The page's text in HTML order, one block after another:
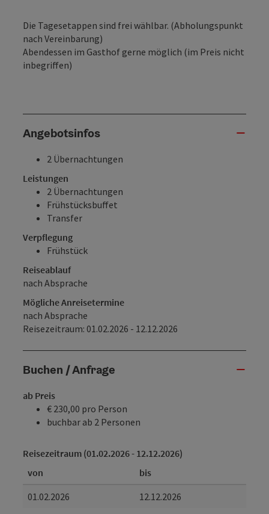
Die Tagesetappen sind frei wählbar. (Abholungspunkt
nach Vereinbarung)
Abendessen im Gasthof gerne möglich (im Preis nicht
inbegriffen)
Angebotsinfos
2 Übernachtungen
Leistungen
2 Übernachtungen
Frühstücksbuffet
Transfer
Verpflegung
Frühstück
Reiseablauf
nach Absprache
Mögliche Anreisetermine
nach Absprache
Reisezeitraum: 01.02.2026 - 12.12.2026
Buchen / Anfrage
ab Preis
€ 230,00 pro Person
buchbar ab 2 Personen
Reisezeitraum (01.02.2026 - 12.12.2026)
von
bis
01.02.2026
12.12.2026